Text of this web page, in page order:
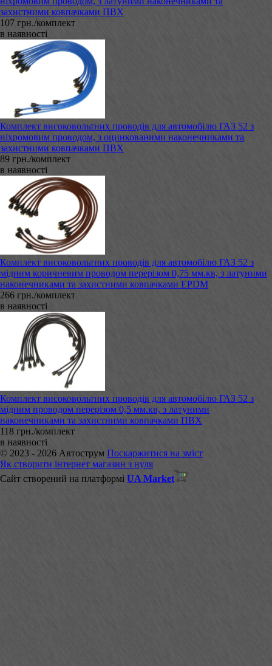
захистними ковпачками ПВХ
107 грн./комплект
в наявності
Комплект високовольтних проводів для автомобілю ГАЗ 52 з
ніхромовим проводом, з оцинкованими наконечниками та
захистними ковпачками ПВХ
89 грн./комплект
в наявності
Комплект високовольтних проводів для автомобілю ГАЗ 52 з
мідним коричневим проводом перерізом 0,75 мм.кв, з латуними
наконечниками та захистними ковпачками EPDM
266 грн./комплект
в наявності
Комплект високовольтних проводів для автомобілю ГАЗ 52 з
мідним проводом перерізом 0,5 мм.кв, з латуними
наконечниками та захистними ковпачками ПВХ
118 грн./комплект
в наявності
© 2023 - 2026 Автострум Поскаржитися на зміст
Як створити інтернет магазин з нуля
Сайт створений на платформі UA Market